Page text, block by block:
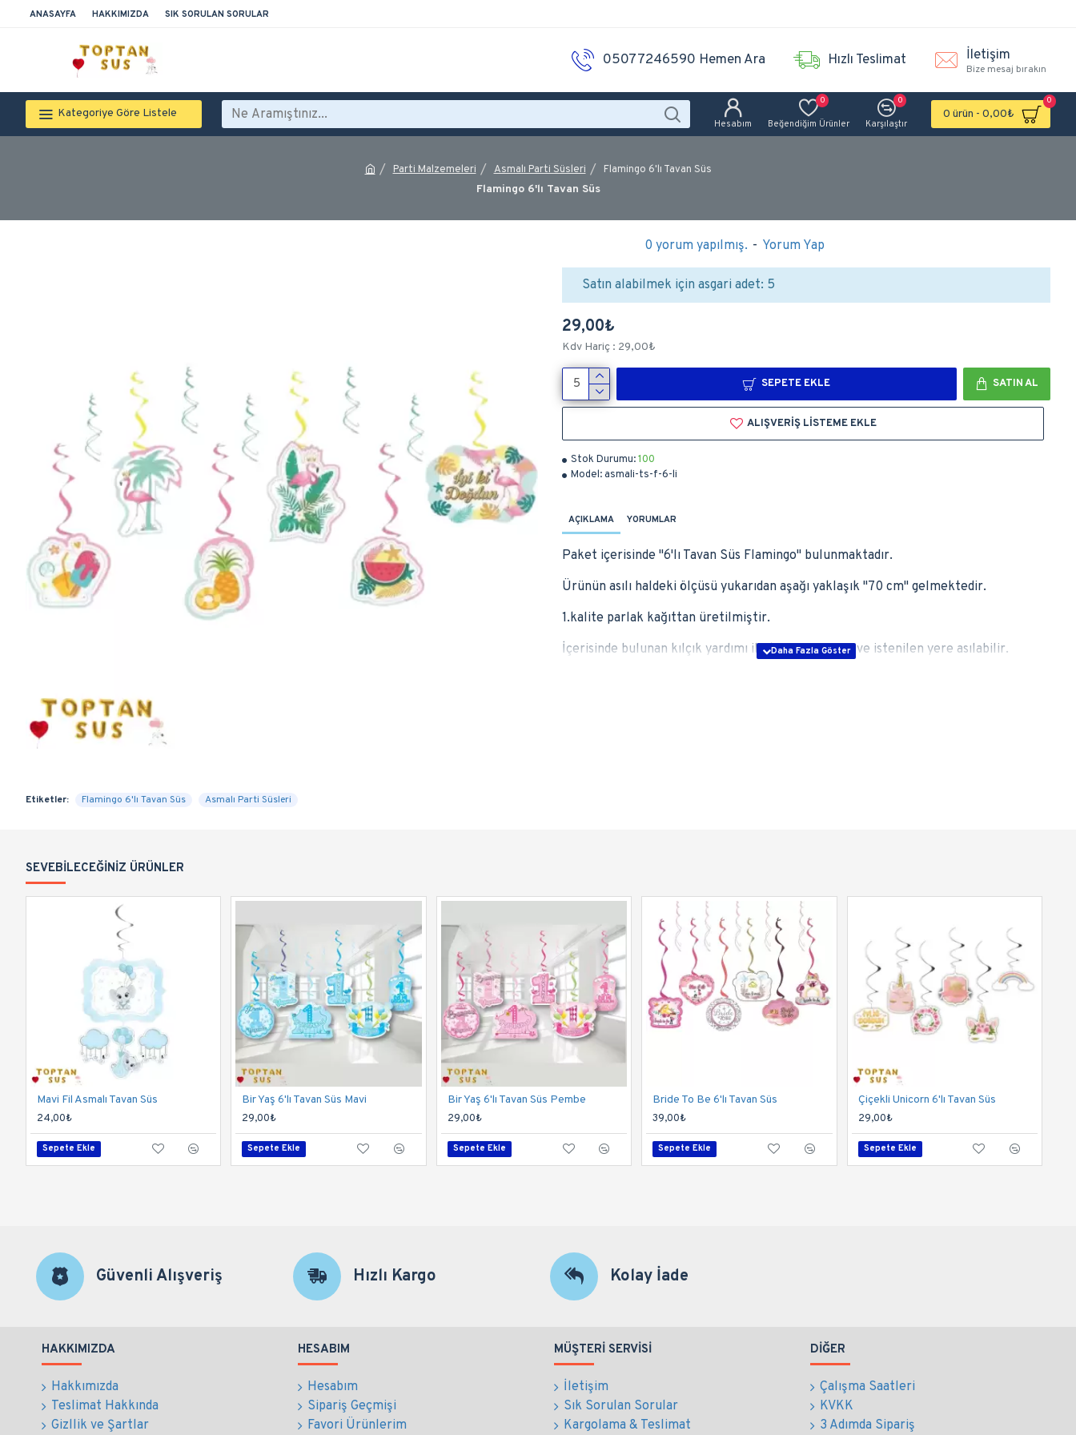
ANASAYFA HAKKIMIZDA SIK SORULAN SORULAR
05077246590 Hemen Ara Hızlı Teslimat İletişim
Bize mesaj bırakın
Kategoriye Göre Listele
Hesabım Beğendiğim Ürünler
0
Karşılaştır
0
0 ürün - 0,00₺
0
Parti Malzemeleri Asmalı Parti Süsleri Flamingo 6'lı Tavan Süs
Flamingo 6'lı Tavan Süs
Stok Durumu:100
Model:asmali-ts-f-6-li
0 yorum yapılmış. - Yorum Yap
29,00₺
Kdv Hariç : 29,00₺
SEPETE EKLE SATIN AL
ALIŞVERIŞ LISTEME EKLE
Satın alabilmek için asgari adet: 5
AÇIKLAMA YORUMLAR
Paket içerisinde ''6'lı Tavan Süs Flamingo'' bulunmaktadır.
Ürünün asılı haldeki ölçüsü yukarıdan aşağı yaklaşık ''70 cm'' gelmektedir.
1.kalite parlak kağıttan üretilmiştir.
İçerisinde bulunan kılçık yardımı ile tavana,avizeye ve istenilen yere asılabilir.
Etiketler: Flamingo 6'lı Tavan Süs Asmalı Parti Süsleri
SEVEBILECEĞINIZ ÜRÜNLER
Mavi Fil Asmalı Tavan Süs
24,00₺
Sepete Ekle
Bir Yaş 6'lı Tavan Süs Mavi
29,00₺
Sepete Ekle
Bir Yaş 6'lı Tavan Süs Pembe
29,00₺
Sepete Ekle
Bride To Be 6'lı Tavan Süs
39,00₺
Sepete Ekle
Çiçekli Unicorn 6'lı Tavan Süs
29,00₺
Sepete Ekle
Güvenli Alışveriş Hızlı Kargo Kolay İade
HAKKIMIZDA
Hakkımızda
Teslimat Hakkında
Gizllik ve Şartlar
HESABIM
Hesabım
Sipariş Geçmişi
Favori Ürünlerim
MÜŞTERI SERVISI
İletişim
Sık Sorulan Sorular
Kargolama & Teslimat
DIĞER
Çalışma Saatleri
KVKK
3 Adımda Sipariş